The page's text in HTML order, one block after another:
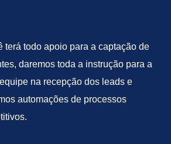
terá todo apoio para a captação de
daremos toda a instrução para a
na recepção dos leads e
automações de processos